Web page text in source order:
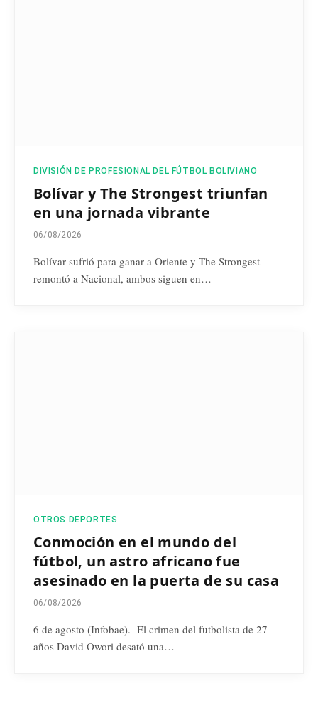
DIVISIÓN DE PROFESIONAL DEL FÚTBOL BOLIVIANO
Bolívar y The Strongest triunfan
en una jornada vibrante
06/08/2026
Bolívar sufrió para ganar a Oriente y The Strongest
remontó a Nacional, ambos siguen en…
OTROS DEPORTES
Conmoción en el mundo del
fútbol, un astro africano fue
asesinado en la puerta de su casa
06/08/2026
6 de agosto (Infobae).- El crimen del futbolista de 27
años David Owori desató una…